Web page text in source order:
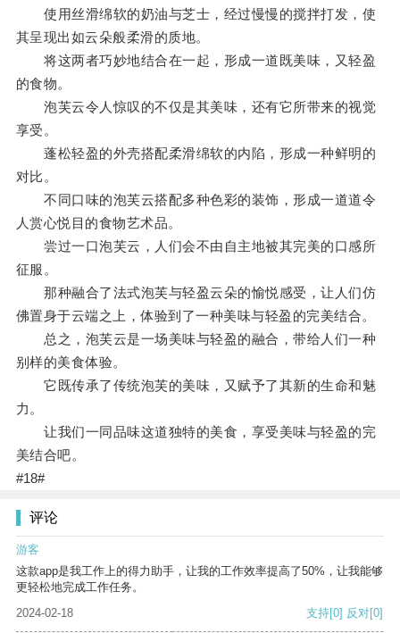
使用丝滑绵软的奶油与芝士，经过慢慢的搅拌打发，使
其呈现出如云朵般柔滑的质地。
将这两者巧妙地结合在一起，形成一道既美味，又轻盈
的食物。
泡芙云令人惊叹的不仅是其美味，还有它所带来的视觉
享受。
蓬松轻盈的外壳搭配柔滑绵软的内陷，形成一种鲜明的
对比。
不同口味的泡芙云搭配多种色彩的装饰，形成一道道令
人赏心悦目的食物艺术品。
尝过一口泡芙云，人们会不由自主地被其完美的口感所
征服。
那种融合了法式泡芙与轻盈云朵的愉悦感受，让人们仿
佛置身于云端之上，体验到了一种美味与轻盈的完美结合。
总之，泡芙云是一场美味与轻盈的融合，带给人们一种
别样的美食体验。
它既传承了传统泡芙的美味，又赋予了其新的生命和魅
力。
让我们一同品味这道独特的美食，享受美味与轻盈的完
美结合吧。
#18#
评论
游客
这款app是我工作上的得力助手，让我的工作效率提高了50%，让我能够
更轻松地完成工作任务。
2024-02-18
支持[0] 反对[0]